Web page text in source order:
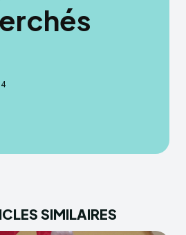
SIMILAIRES